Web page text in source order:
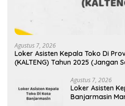
Agustus 7, 2026
Loker Asisten Kepala Toko Di
(KALTENG) Tahun 2025 (Jangan
Agustus 7, 2026
Loker Asisten
Banjarmasin